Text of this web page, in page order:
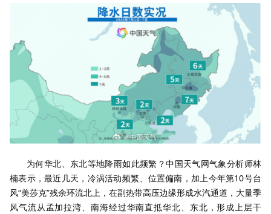
为何华北、东北等地降雨如此频繁？中国天气网气象分析师林
楠表示，最近几天，冷涡活动频繁、位置偏南，加上今年第10号台
风“美莎克”残余环流北上，在副热带高压边缘形成水汽通道，大量季
风气流从孟加拉湾、南海经过华南直抵华北、东北，形成上层干